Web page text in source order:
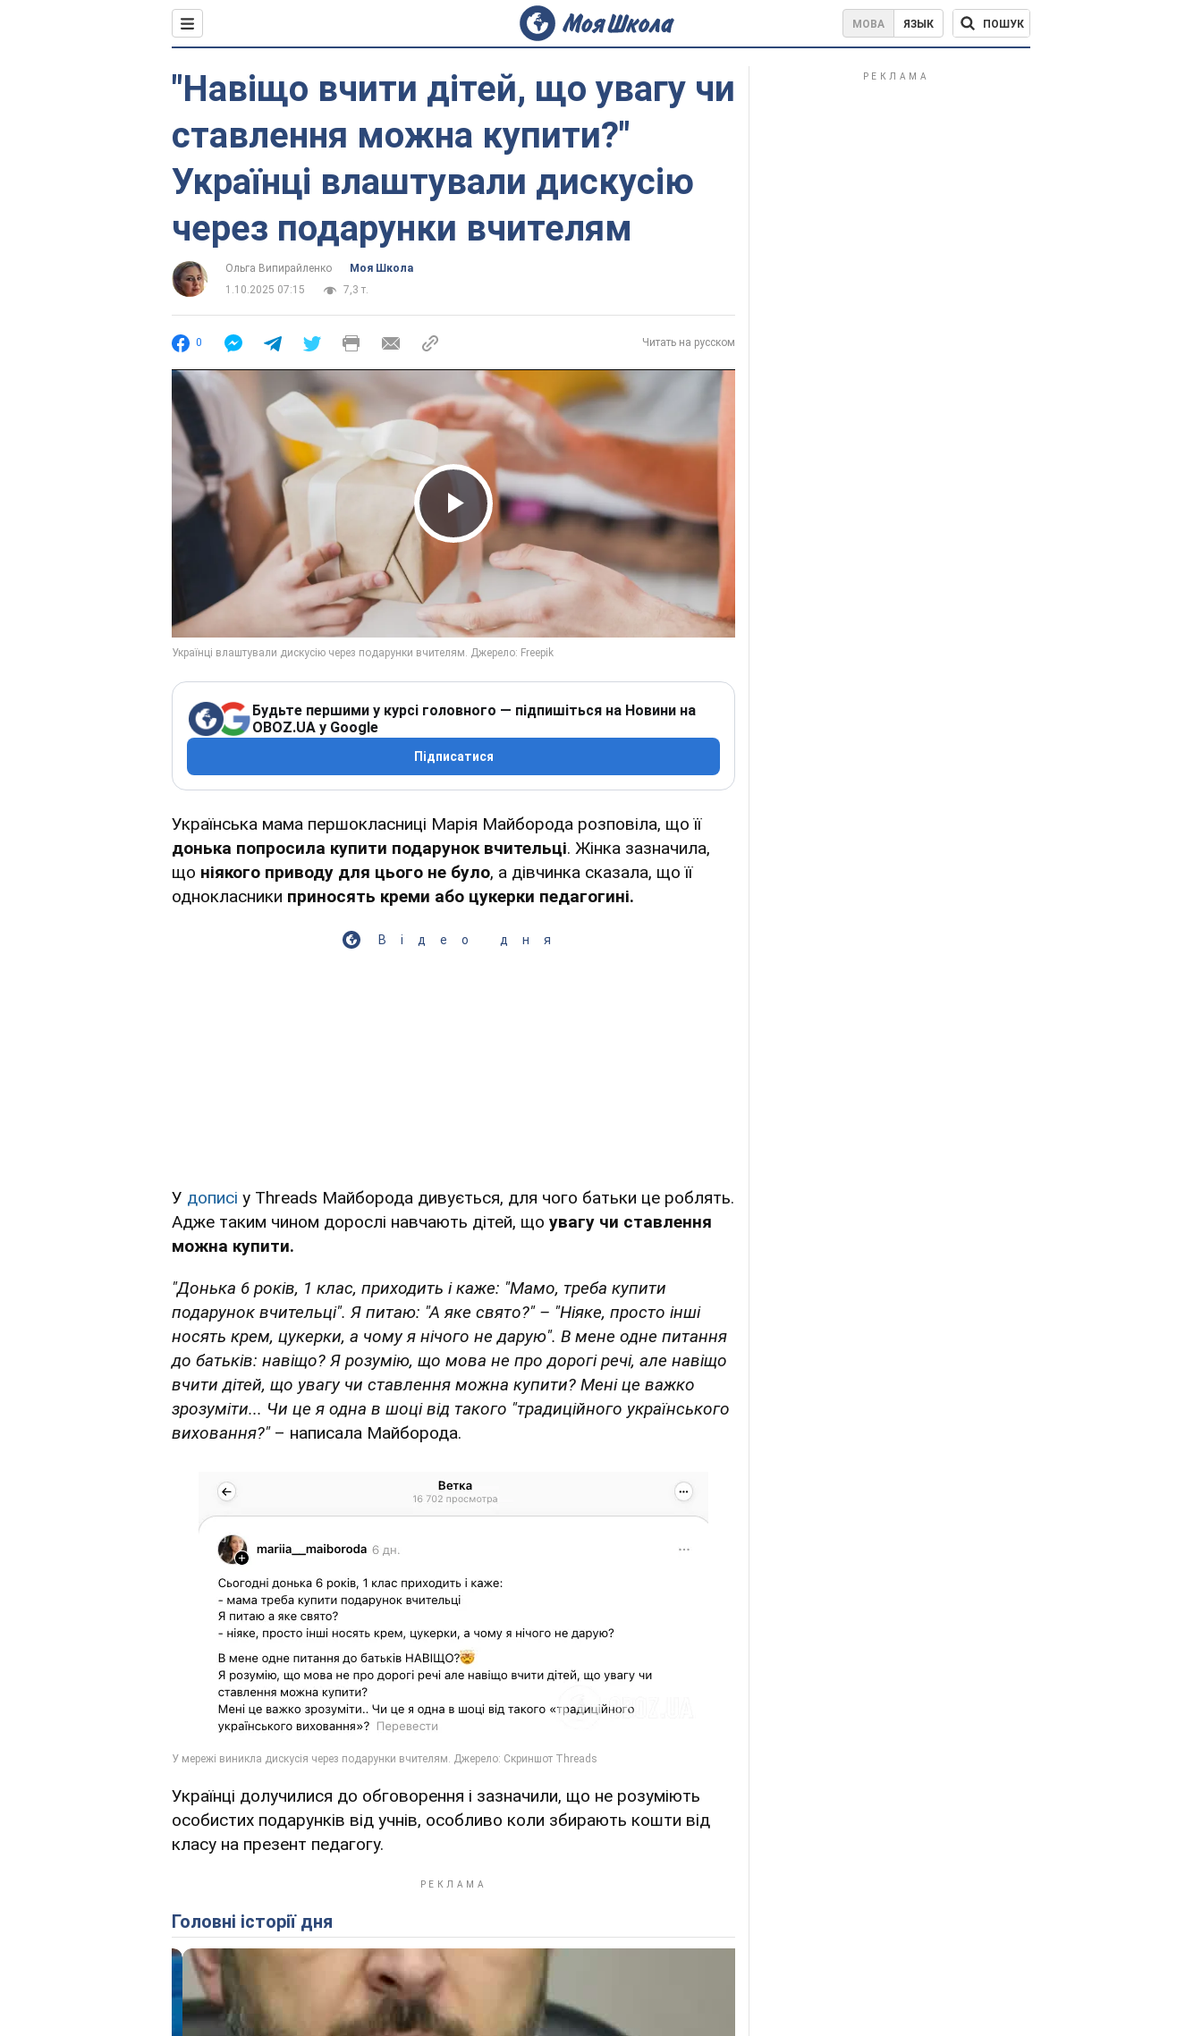
МОВА ЯЗЫК ПОШУК
"Навіщо вчити дітей, що увагу чи
ставлення можна купити?"
Українці влаштували дискусію
через подарунки вчителям
Ольга Випирайленко
Моя Школа
1.10.2025 07:15
7,3 т.
0 Читать на русском
Play Video
Будьте першими у курсі головного — підпишіться на Новини на
OBOZ.UA у Google
Підписатися
Українська мама першокласниці Марія Майборода розповіла, що її
донька попросила купити подарунок вчительці. Жінка зазначила,
що ніякого приводу для цього не було, а дівчинка сказала, що її
однокласники приносять креми або цукерки педагогині.
Відео дня
У дописі у Тhreads Майборода дивується, для чого батьки це роблять.
Адже таким чином дорослі навчають дітей, що увагу чи ставлення
можна купити.
"Донька 6 років, 1 клас, приходить і каже: "Мамо, треба купити
подарунок вчительці". Я питаю: "А яке свято?" – "Ніяке, просто інші
носять крем, цукерки, а чому я нічого не дарую". В мене одне питання
до батьків: навіщо? Я розумію, що мова не про дорогі речі, але навіщо
вчити дітей, що увагу чи ставлення можна купити? Мені це важко
зрозуміти... Чи це я одна в шоці від такого "традиційного українського
виховання?" – написала Майборода.
Українці долучилися до обговорення і зазначили, що не розуміють
особистих подарунків від учнів, особливо коли збирають кошти від
класу на презент педагогу.
Головні історії дня